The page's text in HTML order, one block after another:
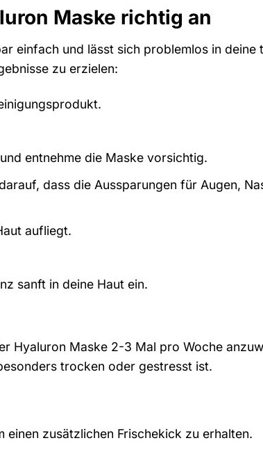
Maske richtig an
einfach und lässt sich problemlos in deine
zu erzielen:
entnehme die Maske vorsichtig.
dass die Aussparungen für Augen,
aufliegt.
sanft in deine Haut ein.
Hyaluron Maske 2-3 Mal pro Woche
trocken oder gestresst ist.
einen zusätzlichen Frischekick zu erhalten.